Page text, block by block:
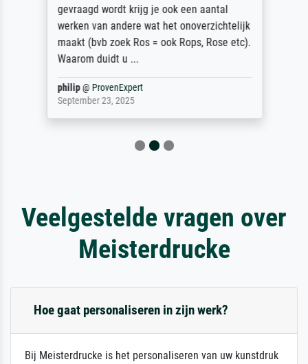
gevraagd wordt krijg je ook een aantal
werken van andere wat het onoverzichtelijk
maakt (bvb zoek Ros = ook Rops, Rose etc).
Waarom duidt u ...
philip@ ProvenExpert
September 23, 2025
Veelgestelde vragen over
Meisterdrucke
Hoe gaat personaliseren in zijn werk?
Bij Meisterdrucke is het personaliseren van uw kunstdruk